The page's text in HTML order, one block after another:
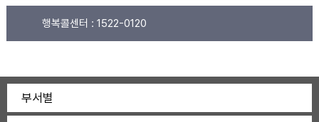
행복콜센터 : 1522-0120
부서별